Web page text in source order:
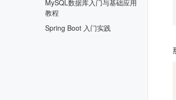
MySQL数据库入门与基础应用
教程
Spring Boot 入门实践